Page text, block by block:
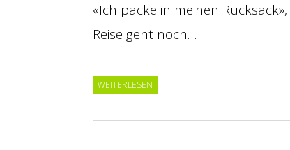
«Ich packe in meinen
Reise geht noch…
WEITERLESEN